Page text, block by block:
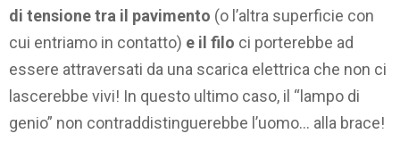
di tensione tra il pavimento (o l’altra superficie con
cui entriamo in contatto) e il filo ci porterebbe ad
essere attraversati da una scarica elettrica che non ci
lascerebbe vivi! In questo ultimo caso, il “lampo di
genio” non contraddistinguerebbe l’uomo… alla brace!